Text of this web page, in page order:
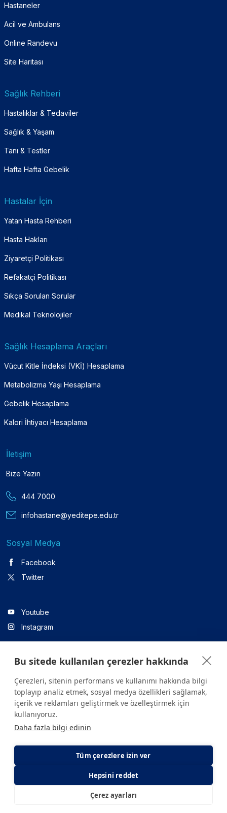
E-Randevu
Hastaneler
Acil ve Ambulans
Online Randevu
Site Haritası
Sağlık Rehberi
Hastalıklar & Tedaviler
Sağlık & Yaşam
Tanı & Testler
Hafta Hafta Gebelik
Hastalar İçin
Yatan Hasta Rehberi
Hasta Hakları
Ziyaretçi Politikası
Refakatçi Politikası
Sıkça Sorulan Sorular
Medikal Teknolojiler
Sağlık Hesaplama Araçları
Vücut Kitle İndeksi (VKİ) Hesaplama
Metabolizma Yaşı Hesaplama
Gebelik Hesaplama
Kalori İhtiyacı Hesaplama
İletişim
Bize Yazın
444 7000
infohastane@yeditepe.edu.tr
Sosyal Medya
Facebook
Twitter
Youtube
Instagram
Linkedin
Sitede yer alan tüm içerikler yalnızca bilgilendirme amaçlıdır.
Sağlığınızla ilgili sorularınız için mutlaka doktoruza ya da bir sağlık
kuruluşuna başvurunuz.
Gizlilik ve Çerez Politikası KVKK Aydınlatma Metni
Bu sitede kullanılan çerezler hakkında
Çerezleri, sitenin performans ve kullanımı hakkında bilgi
toplayıp analiz etmek, sosyal medya özellikleri sağlamak,
içerik ve reklamları geliştirmek ve özelleştirmek için
kullanıyoruz.
Daha fazla bilgi edinin
Tüm çerezlere izin ver
Hepsini reddet
Çerez ayarları